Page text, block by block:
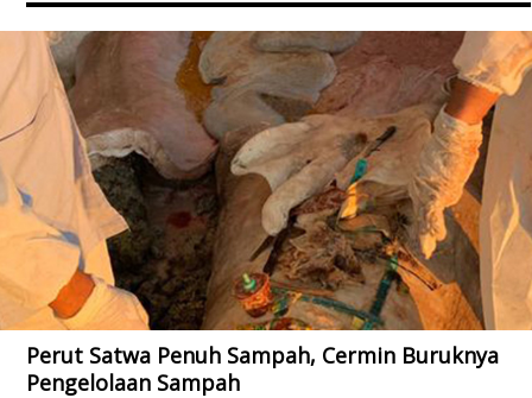
Perut Satwa Penuh Sampah, Cermin Buruknya
Pengelolaan Sampah